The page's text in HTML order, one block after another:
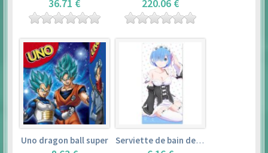
36.71 € 220.06 €
Uno dragon ball super Serviette de bain de rem (120×60cm) – re:zero kara hajimeru isekai seikatsu